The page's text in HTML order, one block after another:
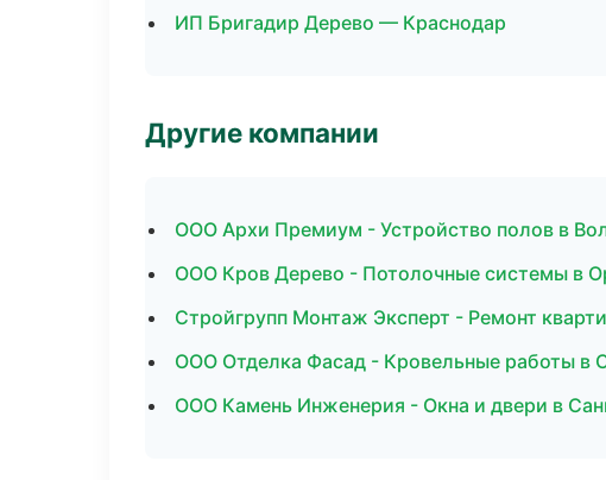
ИП Бригадир Дерево — Краснодар
Другие компании
ООО Архи Премиум - Устройство полов в
ООО Кров Дерево - Потолочные системы в
Стройгрупп Монтаж Эксперт - Ремонт
ООО Отделка Фасад - Кровельные работы в
ООО Камень Инженерия - Окна и двери в